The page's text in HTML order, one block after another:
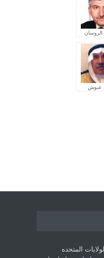
الروسان
عبوش
المتحده